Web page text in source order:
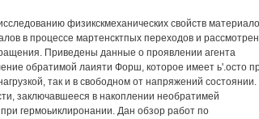
физикскмеханических свойств
в процессе мартенсктпых переходов и
Приведены данные о проявлении агента
обратимой лаияти Форш, которое имеет ь'.осто
так и в свободном от напряжений состоянии.
заключавшееся в накоплении необратимей
гермоьиклиронании. Дан обзор работ по